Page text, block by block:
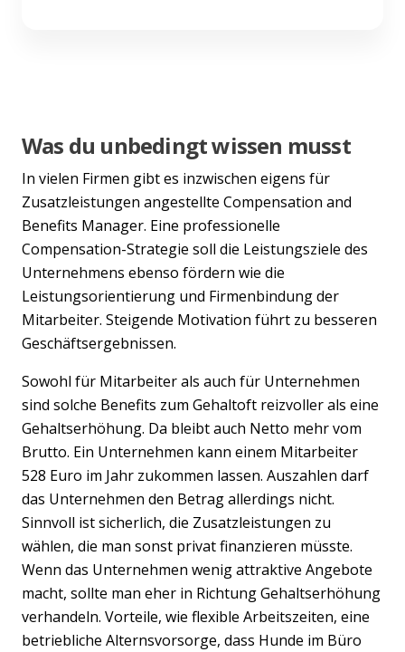
Was du unbedingt wissen musst
In vielen Firmen gibt es inzwischen eigens für
Zusatzleistungen angestellte Compensation and
Benefits Manager. Eine professionelle
Compensation-Strategie soll die Leistungsziele des
Unternehmens ebenso fördern wie die
Leistungsorientierung und Firmenbindung der
Mitarbeiter. Steigende Motivation führt zu besseren
Geschäftsergebnissen.
Sowohl für Mitarbeiter als auch für Unternehmen
sind solche Benefits zum Gehaltoft reizvoller als eine
Gehaltserhöhung. Da bleibt auch Netto mehr vom
Brutto. Ein Unternehmen kann einem Mitarbeiter
528 Euro im Jahr zukommen lassen. Auszahlen darf
das Unternehmen den Betrag allerdings nicht.
Sinnvoll ist sicherlich, die Zusatzleistungen zu
wählen, die man sonst privat finanzieren müsste.
Wenn das Unternehmen wenig attraktive Angebote
macht, sollte man eher in Richtung Gehaltserhöhung
verhandeln. Vorteile, wie flexible Arbeitszeiten, eine
betriebliche Alternsvorsorge, dass Hunde im Büro